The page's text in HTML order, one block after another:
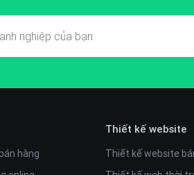
hàng
Thiết kế website
Thiết kế website